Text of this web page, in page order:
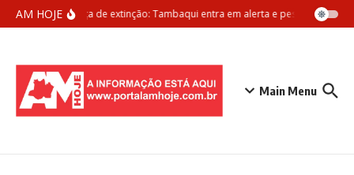
Ir para o conteúdo
AM HOJEAmeaça de extinção: Tambaqui entra em alerta e pesca pode ser
Main Menu